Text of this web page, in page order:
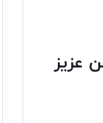
عزیز